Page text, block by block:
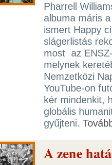
Pharrell
albuma máris
ismert Happy
slágerlistás
most az
melynek
Nemzetközi
YouTube-on
kér mindenkit,
globális
gyűjteni.
A zene